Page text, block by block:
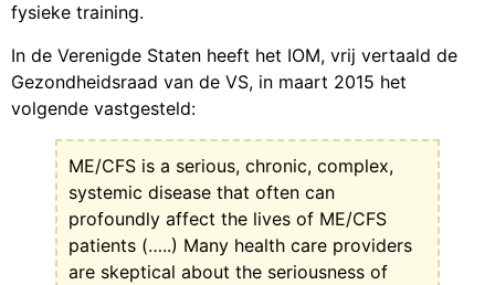
fysieke training.
In de Verenigde Staten heeft het IOM, vrij vertaald de
Gezondheidsraad van de VS, in maart 2015 het
volgende vastgesteld:
ME/CFS is a serious, chronic, complex,
systemic disease that often can
profoundly affect the lives of ME/CFS
patients (…..) Many health care providers
are skeptical about the seriousness of